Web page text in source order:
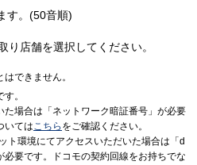
す。(50音順)
り店舗を選択してください。
できません。
。
た場合は「ネットワーク暗証番号」が必要
いてはこちら をご確認ください。
ト環境にてアクセスいただいた場合は「d
要です。ドコモの契約回線をお持ちでな